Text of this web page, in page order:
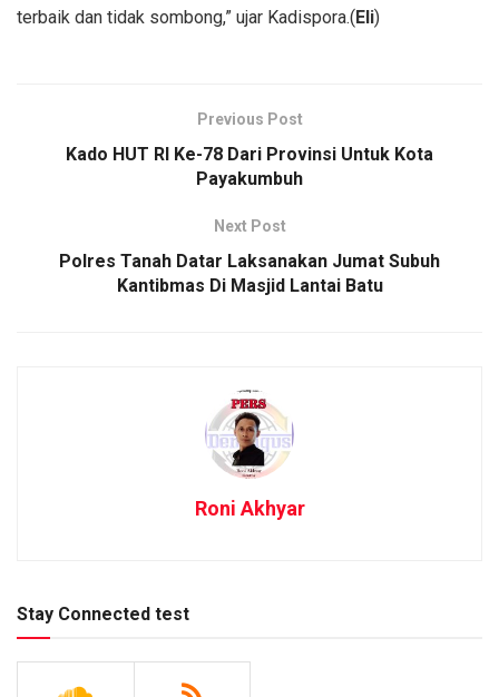
terbaik dan tidak sombong,” ujar Kadispora.(Eli)
Previous Post
Kado HUT RI Ke-78 Dari Provinsi Untuk Kota
Payakumbuh
Next Post
Polres Tanah Datar Laksanakan Jumat Subuh
Kantibmas Di Masjid Lantai Batu
Roni Akhyar
Stay Connected test